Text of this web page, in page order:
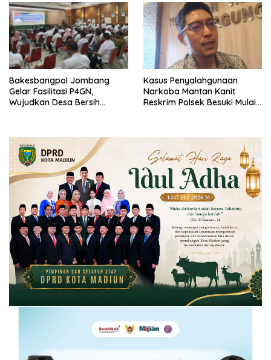
Bakesbangpol Jombang
Gelar Fasilitasi P4GN,
Wujudkan Desa Bersih
Kasus Penyalahgunaan
Narkoba Mantan Kanit
Reskrim Polsek Besuki Mulai